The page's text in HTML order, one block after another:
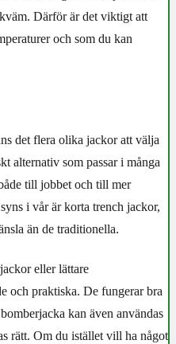
Därför är det viktigt att
och som du kan
det flera olika jackor att välja
alternativ som passar i många
till jobbet och till mer
i vår är korta trench jackor,
än de traditionella.
eller lättare
och praktiska. De fungerar bra
kan även användas
rätt. Om du istället vill ha något